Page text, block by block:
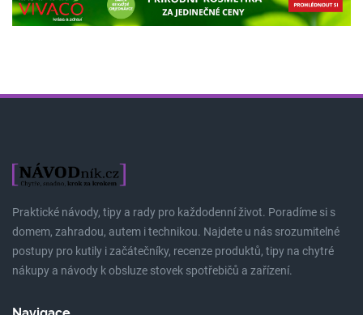
Praktické návody, tipy a rady pro každodenní život. Poradíme si s
domem, zahradou, autem i technikou. Najdete u nás srozumitelné
postupy pro kutily i začátečníky, recenze produktů, tipy na chytré
nákupy a návody k obsluze stovek spotřebičů a zařízení.